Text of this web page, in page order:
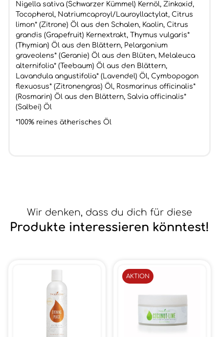
Nigella sativa (Schwarzer Kümmel) Kernöl, Zinkoxid,
Tocopherol, Natriumcaproyl/Lauroyllactylat, Citrus
limon* (Zitrone) Öl aus den Schalen, Kaolin, Citrus
grandis (Grapefruit) Kernextrakt, Thymus vulgaris*
(Thymian) Öl aus den Blättern, Pelargonium
graveolens* (Geranie) Öl aus den Blüten, Melaleuca
alternifolia* (Teebaum) Öl aus den Blättern,
Lavandula angustifolia* (Lavendel) Öl, Cymbopogon
flexuosus* (Zitronengras) Öl, Rosmarinus officinalis*
(Rosmarin) Öl aus den Blättern, Salvia officinalis*
(Salbei) Öl
*100% reines ätherisches Öl
Wir denken, dass du dich für diese
Produkte interessieren könntest!
AKTION